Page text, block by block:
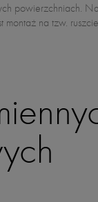
powierzchniach.
na tzw. ruszcie.